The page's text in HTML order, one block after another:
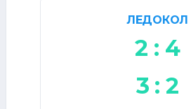
ЛЕДОКОЛ
2 : 4
3 : 2